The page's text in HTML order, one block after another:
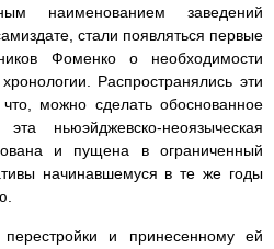
наименованием заведений
стали появляться первые
Фоменко о необходимости
Распространялись эти
можно сделать обоснованное
ньюэйджевско-неоязыческая
и пущена в ограниченный
начинавшемуся в те же годы
и принесенному ей